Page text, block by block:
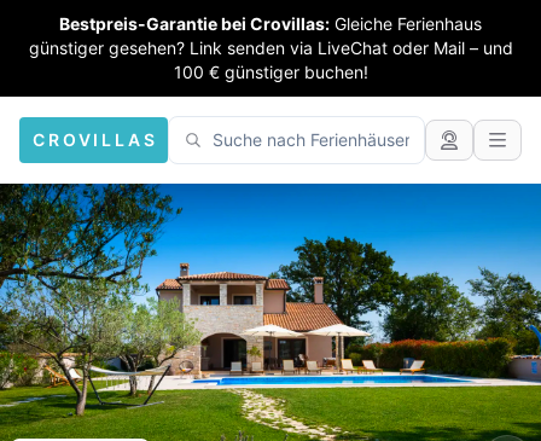
Bestpreis-Garantie bei Crovillas: Gleiche Ferienhaus
günstiger gesehen? Link senden via LiveChat oder Mail – und
100 € günstiger buchen!
CROVILLAS